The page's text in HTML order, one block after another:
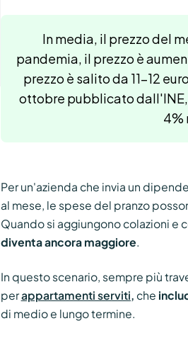
In media, il prezzo del
pandemia, il prezzo è
prezzo è salito da 11-12
ottobre pubblicato
4%
Per un'azienda che invia un
al mese, le spese del pranzo
Quando si aggiungono colazioni e
diventa ancora maggiore.
In questo scenario, sempre più
perappartamenti serviti, che
di medio e lungo termine.